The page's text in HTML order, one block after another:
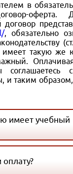
в
оферта.
договор
, обязательно
имеет такую же
и таким образом,
имеет учебный
оплату?